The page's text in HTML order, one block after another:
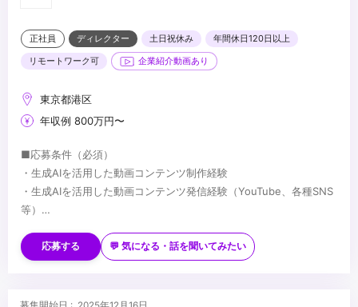
※動画ポートフォリオを応募時に必ず添付いただきますようよろし
くお願いいたします
・ポートフォリオの作品や情報を分かりやすく整理して構成され
ているか
・各作品におけるご自身の担当領域と、特に工夫・注力したポイ
ントが明確に伝わるか
■歓迎スキル
・カメラ（シネマ/ミラーレス）運用、照明・音声の基本設計のご経
正社員 ディレクター 土日祝休み
年間休日120日以上
リモートワーク可
企業紹介動画あり
東京都港区
年収例 800万円〜
■応募条件（必須）
・生成AIを活用した動画コンテンツ制作経験
・生成AIを活用した動画コンテンツ発信経験（YouTube、各種SNS
等）
主体的に動ける行動力とコミュニケーション能力
・論理性と客観性を持ちながら、動画の提案/実施する力
・SNSマーケティング等のプロモーション経験
・動画コンテンツの制作ディレクションの経験
ティブ改善経験
■求める人物像
応募する 💬 気になる・話を聞いてみたい